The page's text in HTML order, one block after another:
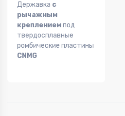
Державка с
рычажным
креплениемпод
твердосплавные
ромбические пластины
CNMG